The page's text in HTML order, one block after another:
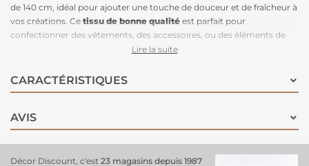
de 140 cm, idéal pour ajouter une touche de douceur et de fraîcheur à
vos créations. Ce tissu de bonne qualité est parfait pour
confectionner des vêtements, des accessoires, ou des éléments de
décoration intérieure comme des coussins, des rideaux ou des
s'adapte à tous les styles, apportant une note de légèreté et de
raffinement à vos projets.Facile à travailler et agréable au toucher,
Obtenez-le dès maintenant pour donner vie à vos
Lire la suite
CARACTÉRISTIQUES
AVIS
Décor Discount, c'est 23 magasins depuis 1987